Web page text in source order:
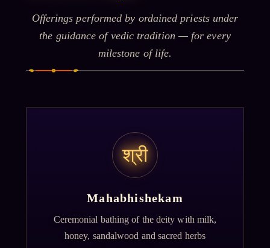
Offerings performed by ordained priests under
the guidance of vedic tradition — for every
milestone of life.
श्री
Mahabhishekam
Ceremonial bathing of the deity with milk,
honey, sandalwood and sacred herbs